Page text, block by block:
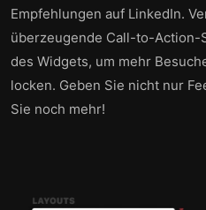
Empfehlungen auf LinkedIn.
überzeugende Call-to-Action-
des Widgets, um mehr
locken. Geben Sie nicht nur
Sie noch mehr!